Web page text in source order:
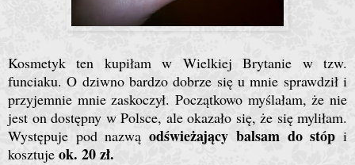
Kosmetyk ten kupiłam w Wielkiej Brytanie w tzw.
funciaku. O dziwno bardzo dobrze się u mnie sprawdził i
przyjemnie mnie zaskoczył. Początkowo myślałam, że nie
jest on dostępny w Polsce, ale okazało się, że się myliłam.
Występuje pod nazwąodświeżający balsam do stóp i
kosztuje ok. 20 zł.